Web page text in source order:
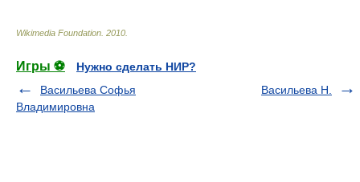
Wikimedia Foundation 2010
Игры ⚽
Нужно сделать НИР?
Васильева Софья
Владимировна
Васильева Н.